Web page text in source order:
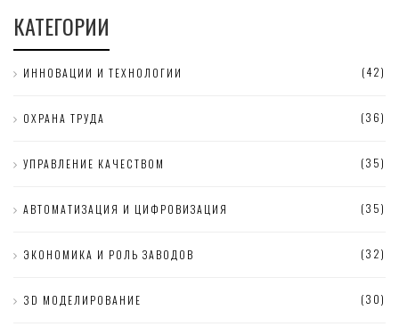
КАТЕГОРИИ
ИННОВАЦИИ И ТЕХНОЛОГИИ (42)
ОХРАНА ТРУДА (36)
УПРАВЛЕНИЕ КАЧЕСТВОМ (35)
АВТОМАТИЗАЦИЯ И ЦИФРОВИЗАЦИЯ (35)
ЭКОНОМИКА И РОЛЬ ЗАВОДОВ (32)
3D МОДЕЛИРОВАНИЕ (30)